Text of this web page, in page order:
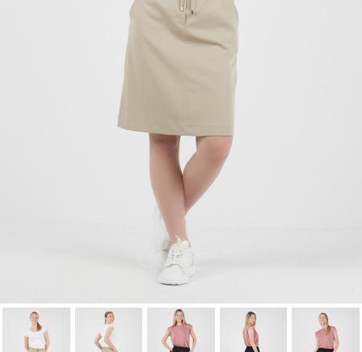
lista de deseos.
Iniciar sesión